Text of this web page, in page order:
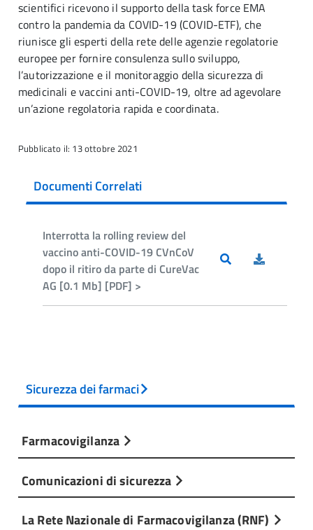
scientifici ricevono il supporto della task force EMA
contro la pandemia da COVID-19 (COVID-ETF), che
riunisce gli esperti della rete delle agenzie regolatorie
europee per fornire consulenza sullo sviluppo,
l’autorizzazione e il monitoraggio della sicurezza di
medicinali e vaccini anti-COVID-19, oltre ad agevolare
un’azione regolatoria rapida e coordinata.
Pubblicato il: 13 ottobre 2021
Documenti Correlati
Interrotta la rolling review del
vaccino anti-COVID-19 CVnCoV
dopo il ritiro da parte di CureVac
AG [0.1 Mb] [PDF] >
Sicurezza dei farmaci
Farmacovigilanza
Comunicazioni di sicurezza
La Rete Nazionale di Farmacovigilanza (RNF)